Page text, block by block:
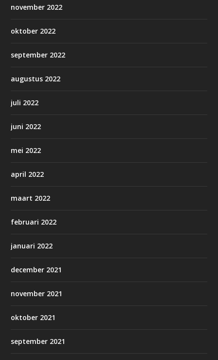
november 2022
oktober 2022
september 2022
augustus 2022
juli 2022
juni 2022
mei 2022
april 2022
maart 2022
februari 2022
januari 2022
december 2021
november 2021
oktober 2021
september 2021